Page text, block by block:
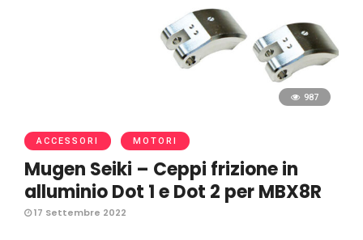
987
ACCESSORI MOTORI
Mugen Seiki – Ceppi frizione in
alluminio Dot 1 e Dot 2 per MBX8R
17 Settembre 2022